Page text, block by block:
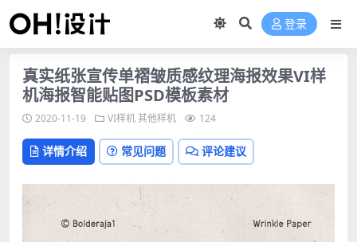
登录
真实纸张宣传单褶皱质感纹理海报效果VI样
机海报智能贴图PSD模板素材
2020-11-19 VI样机其他样机 124
详情介绍 常见问题 评论建议